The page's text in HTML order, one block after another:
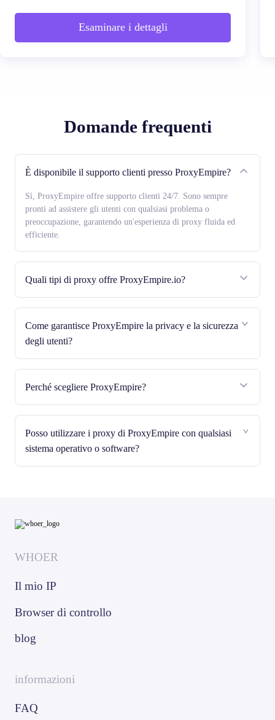
Esaminare i dettagli
Domande frequenti
È disponibile il supporto clienti presso ProxyEmpire?
Sì, ProxyEmpire offre supporto clienti 24/7. Sono sempre
pronti ad assistere gli utenti con qualsiasi problema o
preoccupazione, garantendo un'esperienza di proxy fluida ed
efficiente.
Quali tipi di proxy offre ProxyEmpire.io?
Come garantisce ProxyEmpire la privacy e la sicurezza
degli utenti?
Perché scegliere ProxyEmpire?
Posso utilizzare i proxy di ProxyEmpire con qualsiasi
sistema operativo o software?
WHOER
Il mio IP
Browser di controllo
blog
informazioni
FAQ